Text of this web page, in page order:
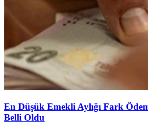
En Düşük Emekli Aylığı Fark
Belli Oldu